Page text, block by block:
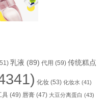
乳液 (89) 代用 (59) 传统糕点
化妆 (53) 化妆水 (41)
具 (49) 唇膏 (47) 大豆分离蛋白 (43)